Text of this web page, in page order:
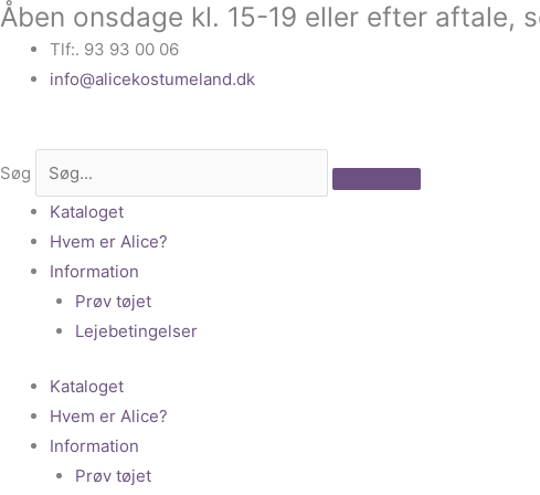
Gå
indholdet
Åben onsdage kl. 15-19 eller efter aftale,
Tlf:. 93 93 00 06
info@alicekostumeland.dk
Søg
Kataloget
Hvem er Alice?
Information
Prøv tøjet
Lejebetingelser
Kataloget
Hvem er Alice?
Information
Prøv tøjet